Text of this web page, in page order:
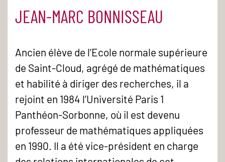
JEAN-MARC BONNISSEAU
Ancien élève de l’Ecole normale supérieure
de Saint-Cloud, agrégé de mathématiques
et habilité à diriger des recherches, il a
rejoint en 1984 l’Université Paris 1
Panthéon-Sorbonne, où il est devenu
professeur de mathématiques appliquées
en 1990. Il a été vice-président en charge